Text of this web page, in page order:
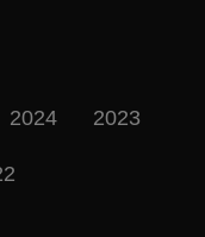
2024 2023